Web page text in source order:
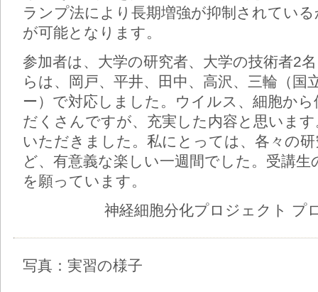
ランプ法により長期増強が抑制されてい
が可能となります。
参加者は、大学の研究者、大学の技術者2
らは、岡戸、平井、田中、高沢、三輪（国
ー）で対応しました。ウイルス、細胞か
だくさんですが、充実した内容と思いま
いただきました。私にとっては、各々の
ど、有意義な楽しい一週間でした。受講
を願っています。
神経細胞分化プロジェクト プ
写真：実習の様子